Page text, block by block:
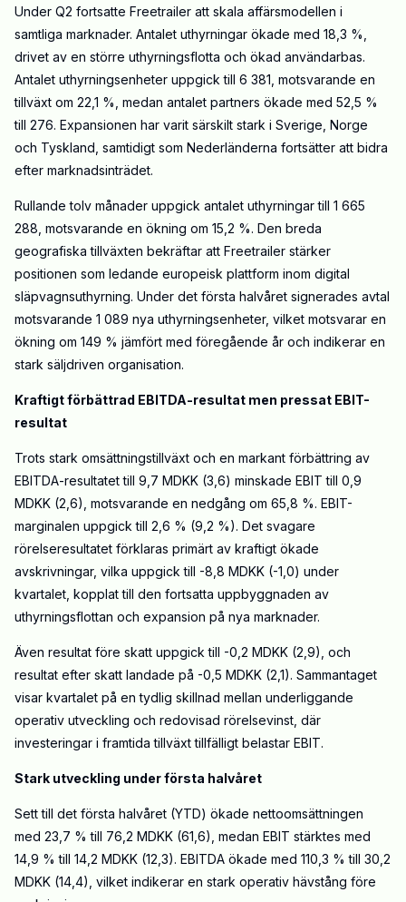
Under Q2 fortsatte Freetrailer att skala affärsmodellen i
samtliga marknader. Antalet uthyrningar ökade med 18,3 %,
drivet av en större uthyrningsflotta och ökad användarbas.
Antalet uthyrningsenheter uppgick till 6 381, motsvarande en
tillväxt om 22,1 %, medan antalet partners ökade med 52,5 %
till 276. Expansionen har varit särskilt stark i Sverige, Norge
och Tyskland, samtidigt som Nederländerna fortsätter att bidra
efter marknadsinträdet.
Rullande tolv månader uppgick antalet uthyrningar till 1 665
288, motsvarande en ökning om 15,2 %. Den breda
geografiska tillväxten bekräftar att Freetrailer stärker
positionen som ledande europeisk plattform inom digital
släpvagnsuthyrning. Under det första halvåret signerades avtal
motsvarande 1 089 nya uthyrningsenheter, vilket motsvarar en
ökning om 149 % jämfört med föregående år och indikerar en
stark säljdriven organisation.
Kraftigt förbättrad EBITDA-resultat men pressat EBIT-
resultat
Trots stark omsättningstillväxt och en markant förbättring av
EBITDA-resultatet till 9,7 MDKK (3,6) minskade EBIT till 0,9
MDKK (2,6), motsvarande en nedgång om 65,8 %. EBIT-
marginalen uppgick till 2,6 % (9,2 %). Det svagare
rörelseresultatet förklaras primärt av kraftigt ökade
avskrivningar, vilka uppgick till -8,8 MDKK (-1,0) under
kvartalet, kopplat till den fortsatta uppbyggnaden av
uthyrningsflottan och expansion på nya marknader.
Även resultat före skatt uppgick till -0,2 MDKK (2,9), och
resultat efter skatt landade på -0,5 MDKK (2,1). Sammantaget
visar kvartalet på en tydlig skillnad mellan underliggande
operativ utveckling och redovisad rörelsevinst, där
investeringar i framtida tillväxt tillfälligt belastar EBIT.
Stark utveckling under första halvåret
Sett till det första halvåret (YTD) ökade nettoomsättningen
med 23,7 % till 76,2 MDKK (61,6), medan EBIT stärktes med
14,9 % till 14,2 MDKK (12,3). EBITDA ökade med 110,3 % till 30,2
MDKK (14,4), vilket indikerar en stark operativ hävstång före